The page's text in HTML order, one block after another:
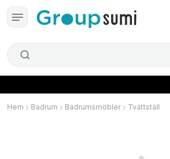
Hem Badrum Badrumsmöbler Tvättställ